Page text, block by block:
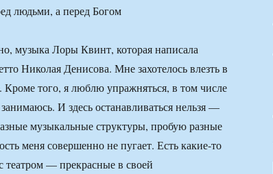
музыка Лоры Квинт, которая написала
Николая Денисова. Мне захотелось влезть в
того, я люблю упражняться, в том числе
И здесь останавливаться нельзя —
музыкальные структуры, пробую разные
меня совершенно не пугает. Есть какие-то
— прекрасные в своей